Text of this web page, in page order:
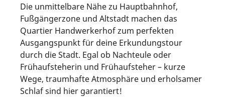
Die unmittelbare Nähe zu Hauptbahnhof,
Fußgängerzone und Altstadt machen das
Quartier Handwerkerhof zum perfekten
Ausgangspunkt für deine Erkundungstour
durch die Stadt. Egal ob Nachteule oder
Frühaufsteherin und Frühaufsteher – kurze
Wege, traumhafte Atmosphäre und erholsamer
Schlaf sind hier garantiert!